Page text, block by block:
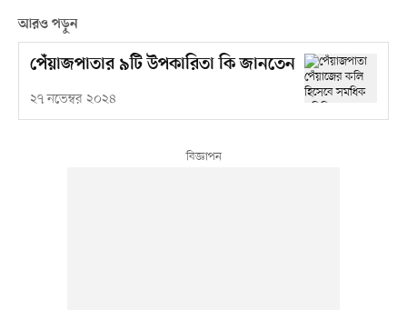
আরও পড়ুন
পেঁয়াজপাতার ৯টি উপকারিতা কি জানতেন
২৭ নভেম্বর ২০২৪